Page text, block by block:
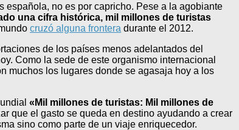
no es por capricho. Pese a la agobiante
una cifra histórica, mil millones de turistas
cruzó alguna frontera durante el 2012.
de los países menos adelantados del
Como la sede de este organismo internacional
muchos los lugares donde se agasaja hoy a los
«Mil millones de turistas: Mil millones de
que el gasto se queda en destino ayudando a crear
sino como parte de un viaje enriquecedor.